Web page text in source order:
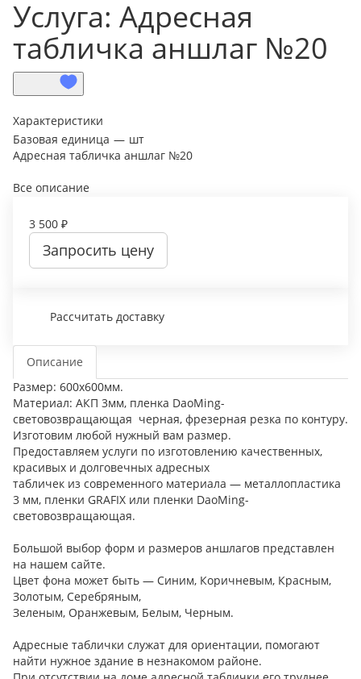
Услуга: Адресная
табличка аншлаг №20
Характеристики
Базовая единица — шт
Адресная табличка аншлаг №20
Все описание
3 500 ₽
Запросить цену
Рассчитать доставку
Описание
Размер: 600х600мм.
Материал: АКП 3мм, пленка DaoMing-
световозвращающая черная, фрезерная резка по контуру.
Изготовим любой нужный вам размер.
Предоставляем услуги по изготовлению качественных,
красивых и долговечных адресных
табличек из современного материала — металлопластика
3 мм, пленки GRAFIX или пленки DaoMing-
световозвращающая.
Большой выбор форм и размеров аншлагов представлен
на нашем сайте.
Цвет фона может быть — Синим, Коричневым, Красным,
Золотым, Серебряным,
Зеленым, Оранжевым, Белым, Черным.
Адресные таблички служат для ориентации, помогают
найти нужное здание в незнакомом районе.